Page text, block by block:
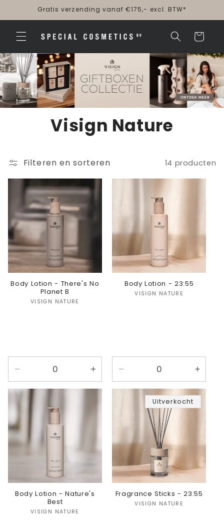
naar de
content
Gratis verzending vanaf €175,- excl. BTW*
Winkelwagen
Visign Nature
Filteren en sorteren 14 producten
Body Lotion - There's No
Planet B
Verkoper:
VISIGN NATURE
verlagen
voor
There&#39;s
No
Planet
B
Aantal
verhogen
There&#39;s
Body Lotion - 23:55
Verkoper:
VISIGN NATURE
verlagen
Aantal
voor
23:55
Body Lotion - Nature's
Best
Verkoper:
VISIGN NATURE
Uitverkocht
Fragrance Sticks - 23:55
Verkoper:
VISIGN NATURE